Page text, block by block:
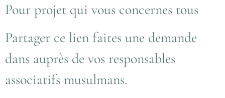
Pour projet qui vous concernes tous
Partager ce lien faites une demande
dans auprès de vos responsables
associatifs musulmans.